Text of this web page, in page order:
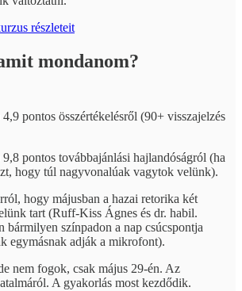
részleteit
mondanom?
pontos összértékelésről (90+ visszajelzés
pontos továbbajánlási hajlandóságról (ha
hogy túl nagyvonalúak vagytok velünk).
hogy májusban a hazai retorika két
tart (Ruff-Kiss Ágnes és dr. habil.
bármilyen színpadon a nap csúcspontja
egymásnak adják a mikrofont).
nem fogok, csak május 29-én. Az
A gyakorlás most kezdődik.